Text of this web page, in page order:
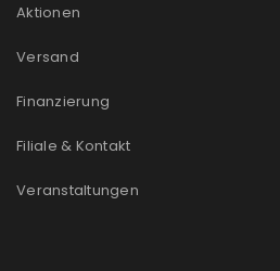
Aktionen
Versand
Finanzierung
Filiale & Kontakt
Veranstaltungen